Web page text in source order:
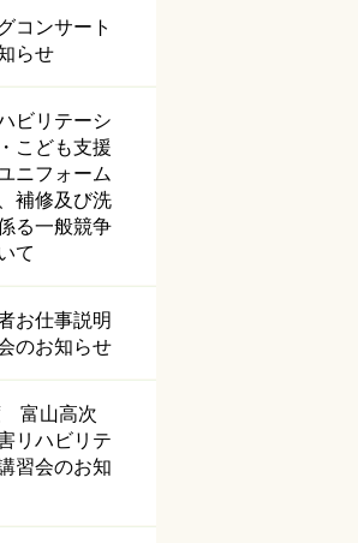
コンサート
らせ
ビリテーシ
こども支援
ニフォーム
補修及び洗
る一般競争
て
お仕事説明
のお知らせ
富山高次
リハビリテ
習会のお知